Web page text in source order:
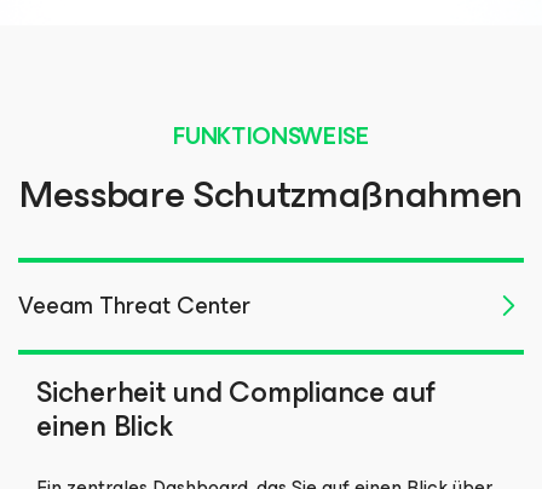
FUNKTIONSWEISE
Messbare Schutzmaßnahmen
Veeam Threat Center
Sicherheit und Compliance auf
einen Blick